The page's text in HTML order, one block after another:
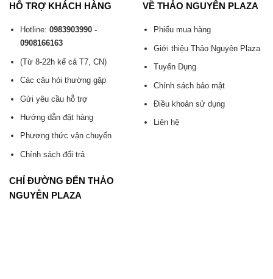
HỖ TRỢ KHÁCH HÀNG
Hotline: 0983903990 -
0908166163
(Từ 8-22h kể cả T7, CN)
Các câu hỏi thường gặp
Gửi yêu cầu hỗ trợ
Hướng dẫn đặt hàng
Phương thức vận chuyển
Chính sách đổi trả
VỀ THẢO NGUYÊN PLAZA
Phiếu mua hàng
Giới thiệu Thảo Nguyên Plaza
Tuyển Dụng
Chính sách bảo mật
Điều khoản sử dụng
Liên hệ
CHỈ ĐƯỜNG ĐẾN THẢO
NGUYÊN PLAZA